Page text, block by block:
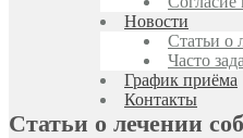
Новости
Статьи о
Часто
График приёма
Контакты
Статьи о лечении